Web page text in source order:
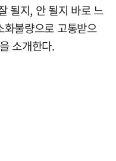
될지, 안 될지 바로 느
불량으로 고통받으
소개한다.